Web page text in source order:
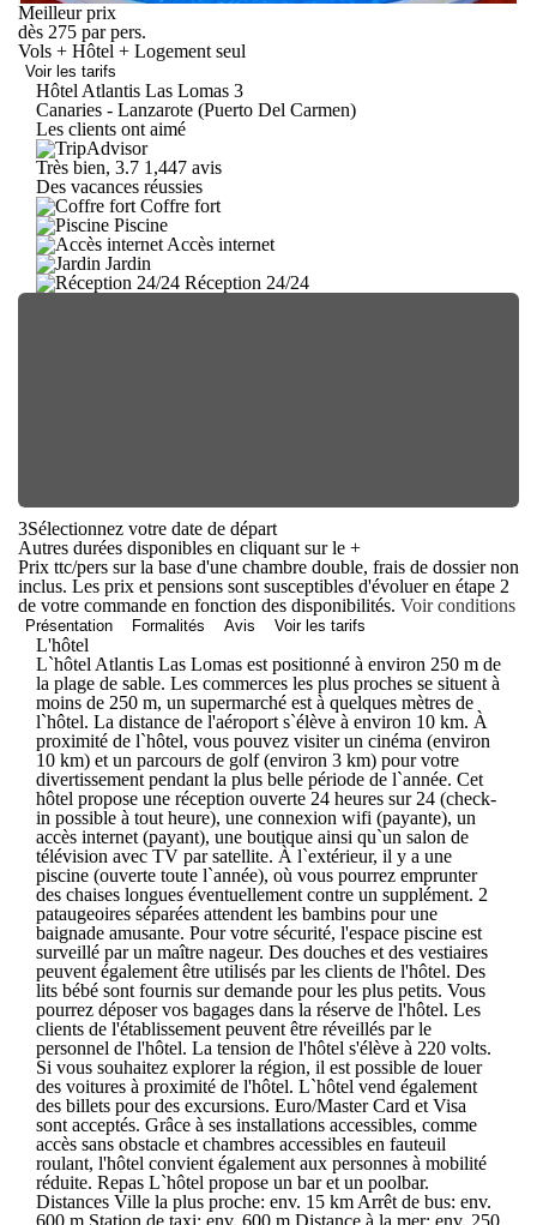
Meilleur prix
dès 275 par pers.
Vols + Hôtel + Logement seul
Voir les tarifs
Hôtel Atlantis Las Lomas 3
Canaries - Lanzarote (Puerto Del Carmen)
Les clients ont aimé
Très bien, 3.7 1,447 avis
Des vacances réussies
Coffre fort
Piscine
Accès internet
Jardin
Réception 24/24
3Sélectionnez votre date de départ
Autres durées disponibles en cliquant sur le +
Prix ttc/pers sur la base d'une chambre double, frais de dossier non
inclus. Les prix et pensions sont susceptibles d'évoluer en étape 2
de votre commande en fonction des disponibilités. Voir conditions
Présentation Formalités Avis Voir les tarifs
L'hôtel
L`hôtel Atlantis Las Lomas est positionné à environ 250 m de
la plage de sable. Les commerces les plus proches se situent à
moins de 250 m, un supermarché est à quelques mètres de
l`hôtel. La distance de l'aéroport s`élève à environ 10 km. À
proximité de l`hôtel, vous pouvez visiter un cinéma (environ
10 km) et un parcours de golf (environ 3 km) pour votre
divertissement pendant la plus belle période de l`année. Cet
hôtel propose une réception ouverte 24 heures sur 24 (check-
in possible à tout heure), une connexion wifi (payante), un
accès internet (payant), une boutique ainsi qu`un salon de
télévision avec TV par satellite. À l`extérieur, il y a une
piscine (ouverte toute l`année), où vous pourrez emprunter
des chaises longues éventuellement contre un supplément. 2
pataugeoires séparées attendent les bambins pour une
baignade amusante. Pour votre sécurité, l'espace piscine est
surveillé par un maître nageur. Des douches et des vestiaires
peuvent également être utilisés par les clients de l'hôtel. Des
lits bébé sont fournis sur demande pour les plus petits. Vous
pourrez déposer vos bagages dans la réserve de l'hôtel. Les
clients de l'établissement peuvent être réveillés par le
personnel de l'hôtel. La tension de l'hôtel s'élève à 220 volts.
Si vous souhaitez explorer la région, il est possible de louer
des voitures à proximité de l'hôtel. L`hôtel vend également
des billets pour des excursions. Euro/Master Card et Visa
sont acceptés. Grâce à ses installations accessibles, comme
accès sans obstacle et chambres accessibles en fauteuil
roulant, l'hôtel convient également aux personnes à mobilité
réduite. Repas L`hôtel propose un bar et un poolbar.
Distances Ville la plus proche: env. 15 km Arrêt de bus: env.
600 m Station de taxi: env. 600 m Distance à la mer: env. 250